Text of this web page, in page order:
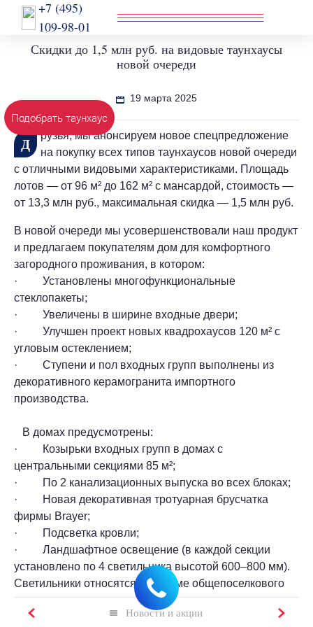
+7 (495)
109-98-01
Скидки до 1,5 млн руб. на видовые таунхаусы
новой очереди
19 марта 2025
Д
рузья, мы анонсируем новое спецпредложение
на покупку всех типов таунхаусов новой очереди
с отличными видовыми характеристиками. Площадь
лотов — от 96 м² до 162 м² с мансардой, стоимость —
от 13,3 млн руб., максимальная скидка — 1,5 млн руб.
В новой очереди мы усовершенствовали наш продукт
и предлагаем покупателям дом для комфортного
загородного проживания, в котором:
· Установлены многофункциональные
стеклопакеты;
· Увеличены в ширине входные двери;
· Улучшен проект новых квадрохаусов 120 м² с
угловым остеклением;
· Ступени и пол входных групп выполнены из
декоративного керамогранита импортного
производства.
В домах предусмотрены:
· Козырьки входных групп в домах с
центральными секциями 85 м²;
· По 2 канализационных выпуска во всех блоках;
· Новая декоративная тротуарная брусчатка
фирмы Brayer;
· Подсветка кровли;
· Ландшафтное освещение (в каждой секции
установлено по 4 светильника высотой 600–800 мм).
Светильники относятся к системе общепоселкового
освещения и включаются централизованно.
Новости и акции
Подобрать таунхаус